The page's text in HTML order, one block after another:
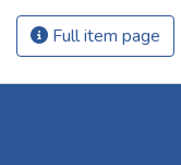
Full item page